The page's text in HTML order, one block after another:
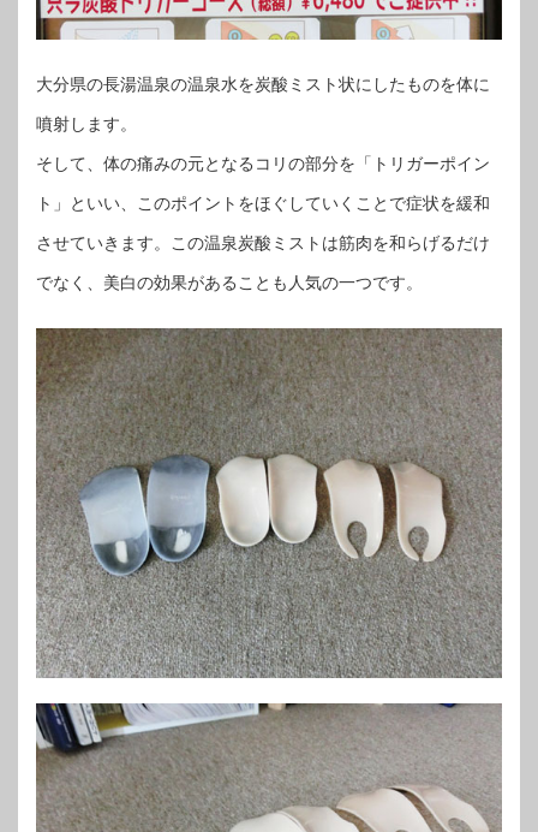
大分県の長湯温泉の温泉水を炭酸ミスト状にしたものを体に
噴射します。
そして、体の痛みの元となるコリの部分を「トリガーポイン
ト」といい、このポイントをほぐしていくことで症状を緩和
させていきます。この温泉炭酸ミストは筋肉を和らげるだけ
でなく、美白の効果があることも人気の一つです。